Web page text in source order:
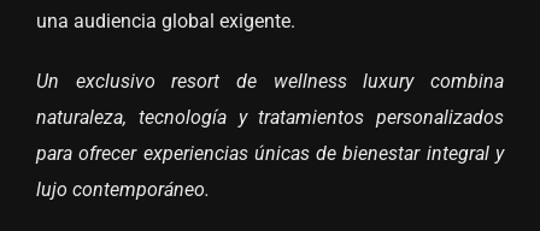
una audiencia global exigente.
Un exclusivo resort de wellness luxury combina
naturaleza, tecnología y tratamientos personalizados
para ofrecer experiencias únicas de bienestar integral y
lujo contemporáneo.